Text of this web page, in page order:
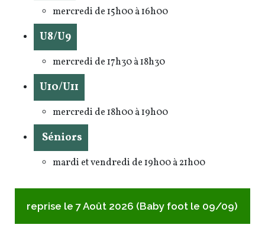
mercredi de 15h00 à 16h00
U8/U9
mercredi de 17h30 à 18h30
U10/U11
mercredi de 18h00 à 19h00
Séniors
mardi et vendredi de 19h00 à 21h00
reprise le 7 Août 2026 (Baby foot le 09/09)